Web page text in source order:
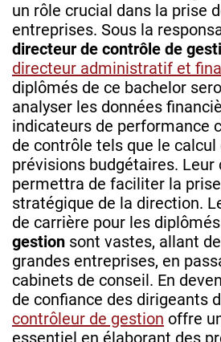
un rôle crucial dans la prise
entreprises. Sous la
directeur de contrôle de
directeur administratif et
diplômés de ce bachelor
analyser les données
indicateurs de performance
de contrôle tels que le
prévisions budgétaires.
permettra de faciliter la
stratégique de la direction.
de carrière pour les
gestion sont vastes, allant
grandes entreprises, en
cabinets de conseil. En
de confiance des dirigeants
contrôleur de gestion offre
essentiel en élaborant des